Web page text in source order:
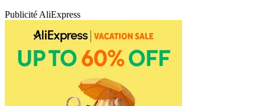
Publicité AliExpress